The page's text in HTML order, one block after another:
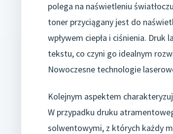
polega na naświetleniu
toner przyciągany jest do
wpływem ciepła i ciśnienia.
tekstu, co czyni go idealnym
Nowoczesne technologie
Kolejnym aspektem
W przypadku druku
solwentowymi, z których każdy